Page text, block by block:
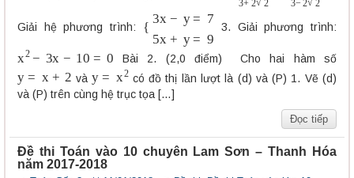
Giải hệ phương trình: {3x− y= 75x +y =9
3. Giải phương trình:
2 x = 0 Bài 2. (2,0 điểm) Cho hai hàm số
và
có đồ thị lần lượt là (d) và (P) 1. Vẽ (d)
và (P) trên cùng hệ trục tọa […]
Đọc tiếp
Đề thi Toán vào 10 chuyên Lam Sơn – Thanh Hóa
năm 2017-2018